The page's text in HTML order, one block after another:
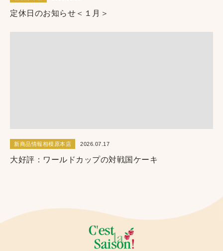
定休日のお知らせ＜１月＞
新商品情報相模原本店 2026.07.17
大好評：ワールドカップの対戦国ケーキ